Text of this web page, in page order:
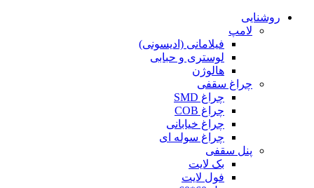
روشنایی
لامپ
فیلامانی (ادیسونی)
لوستری و حبابی
هالوژن
چراغ سقفی
چراغ SMD
چراغ COB
چراغ خیابانی
چراغ سوله ای
پنل سقفی
بک لایت
فول لایت